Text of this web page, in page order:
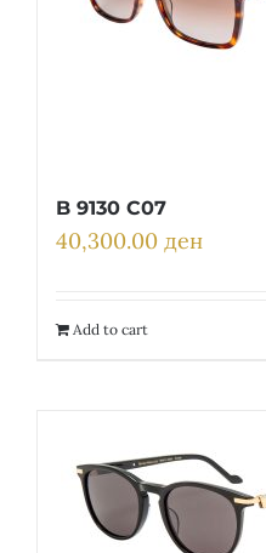
B 9130 C07
40,300.00 ден
Add to cart